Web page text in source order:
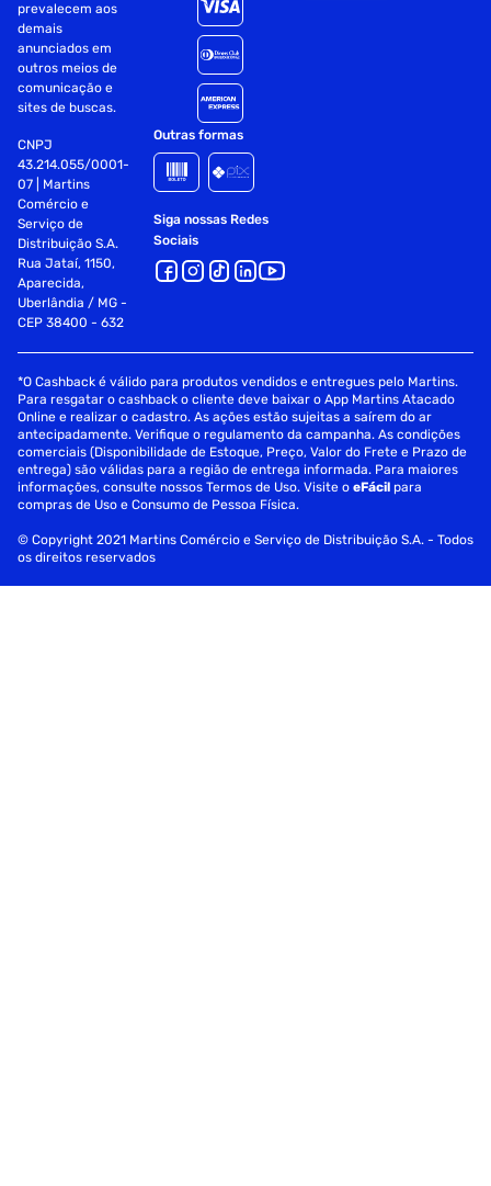
prevalecem aos
demais
anunciados em
outros meios de
comunicação e
sites de buscas.
CNPJ
43.214.055/0001-
07 | Martins
Comércio e
Serviço de
Distribuição S.A.
Rua Jataí, 1150,
Aparecida,
Uberlândia / MG -
CEP 38400 - 632
Outras formas
Siga nossas Redes
Sociais
*O Cashback é válido para produtos vendidos e entregues pelo Martins.
Para resgatar o cashback o cliente deve baixar o App Martins Atacado
Online e realizar o cadastro. As ações estão sujeitas a saírem do ar
antecipadamente. Verifique o regulamento da campanha. As condições
comerciais (Disponibilidade de Estoque, Preço, Valor do Frete e Prazo de
entrega) são válidas para a região de entrega informada. Para maiores
informações, consulte nossos Termos de Uso. Visite oeFácil para
compras de Uso e Consumo de Pessoa Física.
© Copyright 2021 Martins Comércio e Serviço de Distribuição S.A. - Todos
os direitos reservados